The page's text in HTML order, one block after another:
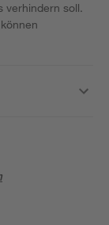
verhindern soll.